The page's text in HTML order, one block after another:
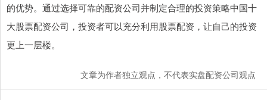
的优势。通过选择可靠的配资公司并制定合理的投资策略中国十
大股票配资公司，投资者可以充分利用股票配资，让自己的投资
更上一层楼。
文章为作者独立观点，不代表实盘配资公司观点